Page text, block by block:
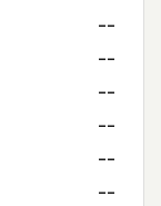
--
--
--
--
--
--